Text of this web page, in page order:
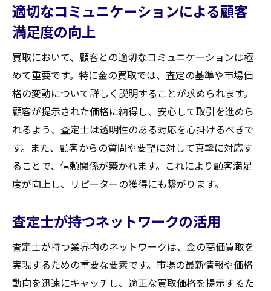
適切なコミュニケーションによる顧客
満足度の向上
買取において、顧客との適切なコミュニケーションは極
めて重要です。特に金の買取では、査定の基準や市場価
格の変動について詳しく説明することが求められます。
顧客が提示された価格に納得し、安心して取引を進めら
れるよう、査定士は透明性のある対応を心掛けるべきで
す。また、顧客からの質問や要望に対して真摯に対応す
ることで、信頼関係が築かれます。これにより顧客満足
度が向上し、リピーターの獲得にも繋がります。
査定士が持つネットワークの活用
査定士が持つ業界内のネットワークは、金の高価買取を
実現するための重要な要素です。市場の最新情報や価格
動向を迅速にキャッチし、適正な買取価格を提示するた